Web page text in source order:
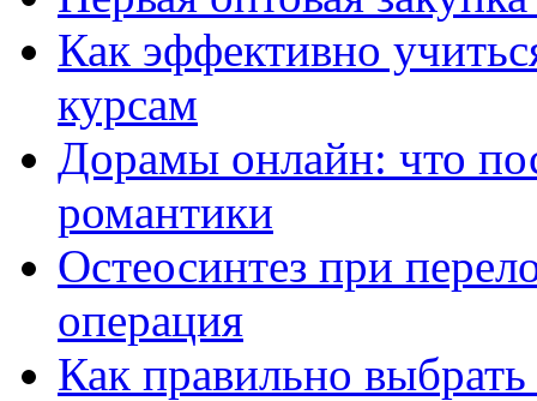
Как эффективно
курсам
Дорамы онлайн: что
романтики
Остеосинтез при
операция
Как правильно